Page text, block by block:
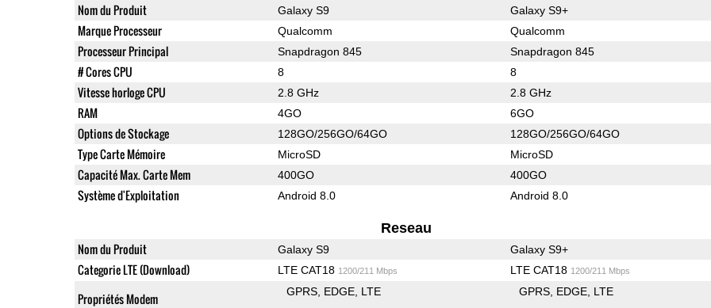
Nom du Produit Galaxy S9 Galaxy S9+
Marque Processeur Qualcomm Qualcomm
Processeur Principal Snapdragon 845 Snapdragon 845
# Cores CPU 8 8
Vitesse horloge CPU 2.8 GHz 2.8 GHz
RAM 4GO 6GO
Options de Stockage 128GO/256GO/64GO 128GO/256GO/64GO
Type Carte Mémoire MicroSD MicroSD
Capacité Max. Carte Mem 400GO 400GO
Système d'Exploitation Android 8.0 Android 8.0
Reseau
Nom du Produit Galaxy S9 Galaxy S9+
Categorie LTE (Download) LTE CAT18 1200/211 Mbps LTE CAT18 1200/211 Mbps
Propriétés Modem GPRS EDGE LTE GPRS EDGE LTE